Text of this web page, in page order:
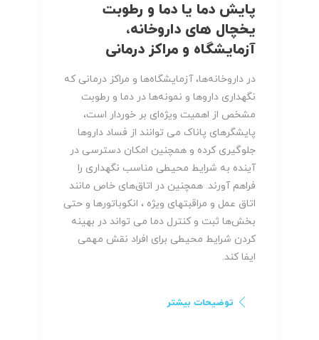
پایش دما یا دما و رطوبت
یخچال های داروخانه،
آزمایشگاه و مراکز درمانی
در داروخانه‌ها، آزمایشگاه‌ها و مراکز درمانی که
نگهداری داروها و نمونه‌ها در دما و رطوبت
مشخص از اهمیت ویژه‌ای بر خوردار است،
پایشگرهای پاناک می توانند از فساد داروها
جلوگیری کرده و همچنین امکان دسترسی در
آینده به شرایط محیطی مناسب نگهداری را
فراهم آورند. همچنین در اتاق‌های خاص مانند
اتاق عمل و مراقبتهای ویژه ، انکوباتورها و حتی
بخش‌ها ثبت و کنترل دما می تواند در بهینه
کردن شرایط محیطی برای افراد نقش مهمی
ایفا کند.
توضیحات بیشتر